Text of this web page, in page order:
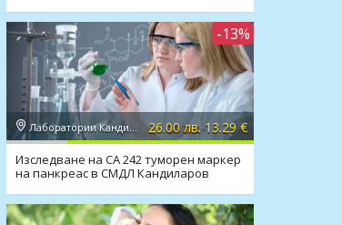
-13%
Лаборатории Кандиларов 26.00 лв. 13.29 €
Изследване на CA 242 туморен маркер
на панкреас в СМДЛ Кандиларов